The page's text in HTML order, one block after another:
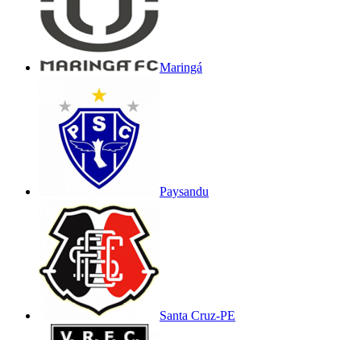
Maringá
Paysandu
Santa Cruz-PE